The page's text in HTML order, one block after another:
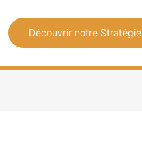
Découvrir notre Stratégie